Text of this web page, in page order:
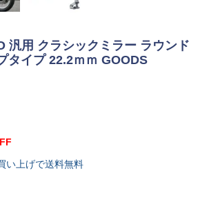
汎用 クラシックミラー ラウンド
タイプ 22.2ｍｍ GOODS
い上げで送料無料